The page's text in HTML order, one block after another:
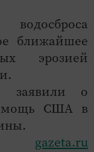
ближайшее
эрозией
заявили о
США в
gazeta.ru